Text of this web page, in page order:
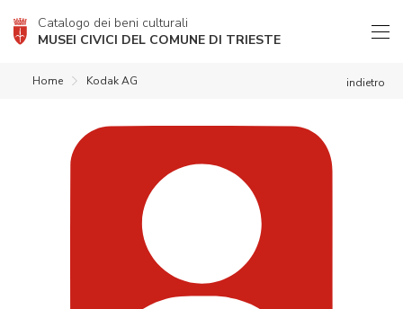
Catalogo dei beni culturali
MUSEI CIVICI DEL COMUNE DI TRIESTE
indietro
Home Kodak AG